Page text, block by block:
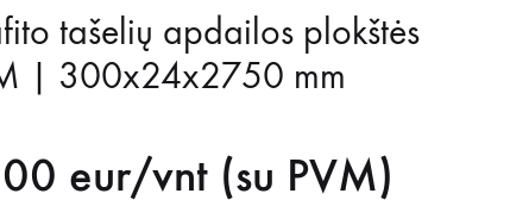
tašelių apdailos plokštės
| 300x24x2750 mm
eur/vnt (su PVM)